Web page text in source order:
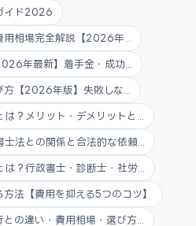
イド2026
相場完全解説【2026年...
年最新】着手金・成功...
【2026年版】失敗しな...
？メリット・デメリットと...
法との関係と合法的な依頼...
？行政書士・診断士・社労...
法【費用を抑える5つのコツ】
の違い・費用相場・選び方...